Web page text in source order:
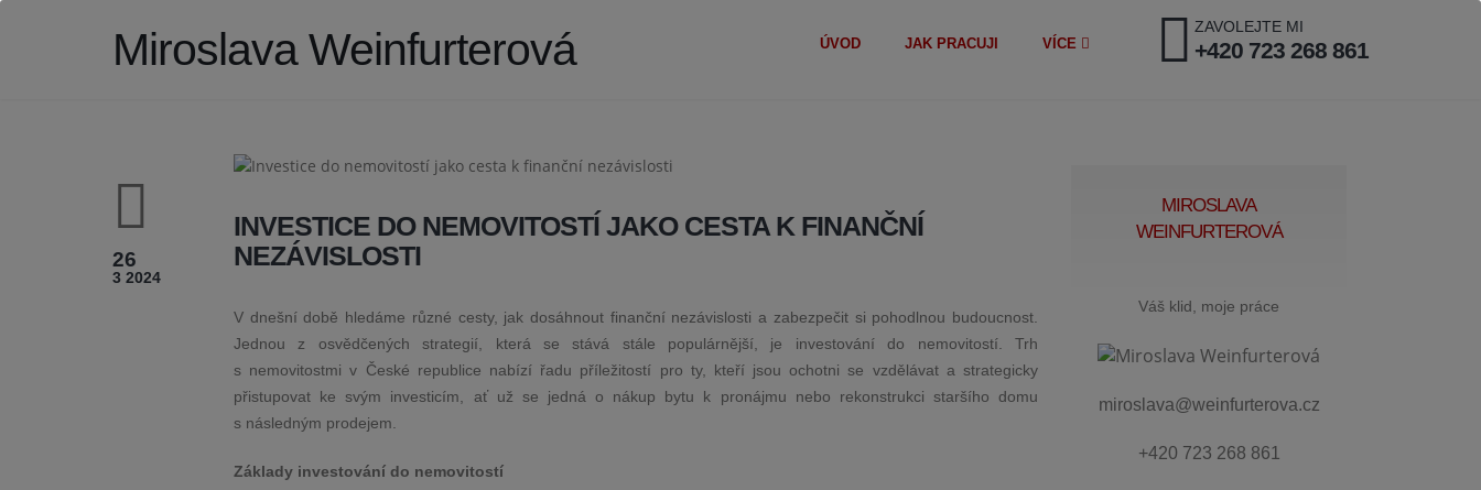
Miroslava Weinfurterová ZAVOLEJTE MI
+420 723 268 861
ÚVOD JAK PRACUJI VÍCE
26
3 2024
INVESTICE DO NEMOVITOSTÍ JAKO CESTA K FINANČNÍ
NEZÁVISLOSTI
V dnešní době hledáme různé cesty, jak dosáhnout finanční nezávislosti a zabezpečit si pohodlnou budoucnost.
Jednou z osvědčených strategií, která se stává stále populárnější, je investování do nemovitostí. Trh
s nemovitostmi v České republice nabízí řadu příležitostí pro ty, kteří jsou ochotni se vzdělávat a strategicky
přistupovat ke svým investicím, ať už se jedná o nákup bytu k pronájmu nebo rekonstrukci staršího domu
s následným prodejem.
Základy investování do nemovitostí
MIROSLAVA
WEINFURTEROVÁ
Váš klid, moje práce
miroslava@weinfurterova.cz
+420 723 268 861